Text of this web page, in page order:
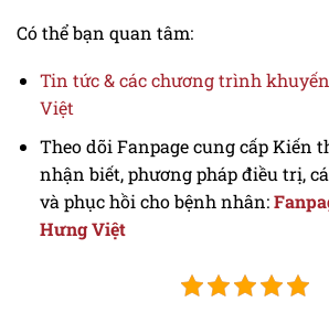
Có thể bạn quan tâm:
Tin tức & các chương trình
Việt
Theo dõi Fanpage cung cấp Kiến
nhận biết, phương pháp điều trị,
và phục hồi cho bệnh nhân:
Hưng Việt